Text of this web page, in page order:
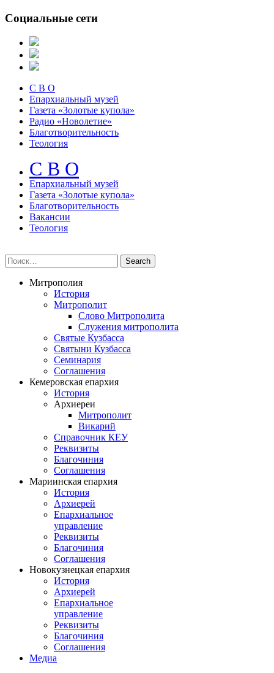
Социальные сети
С В О
Епархиальный музей
Газета «Золотые купола»
Радио «Новолетие»
Благотворительность
Теология
С В О
Епархиальный музeй
Газета «Золотые купола»
Благотворительность
Вакансии
Теология
Митрополия
История
Митрополит
Слово Митрополита
Служения митрополита
Святые Кузбасса
Святыни Кузбасса
Семинария
Соглашения
Кемеровская епархия
История
Архиереи
Митрополит
Викарий
Справочник КЕУ
Реквизиты
Благочиния
Соглашения
Мариинская епархия
История
Архиерей
Епархиальное
управление
Реквизиты
Благочиния
Соглашения
Новокузнецкая епархия
История
Архиерей
Епархиальное
управление
Реквизиты
Благочиния
Соглашения
Медиа